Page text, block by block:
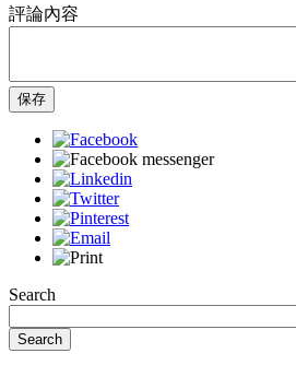
評論內容
保存
Search
Search